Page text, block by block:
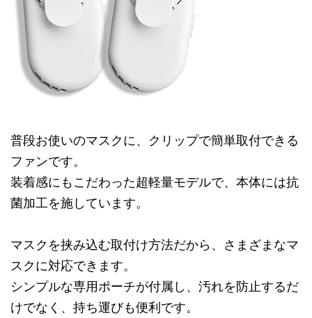
普段お使いのマスクに、クリップで簡単取付できる
ファンです。
装着感にもこだわった超軽量モデルで、本体には抗
菌加工を施しています。
マスクを挟み込む取付け方法だから、さまざまなマ
スクに対応できます。
シンプルな専用ポーチが付属し、汚れを防止するだ
けでなく、持ち運びも便利です。